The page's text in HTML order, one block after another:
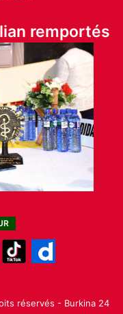
remportés
réservés - Burkina 24